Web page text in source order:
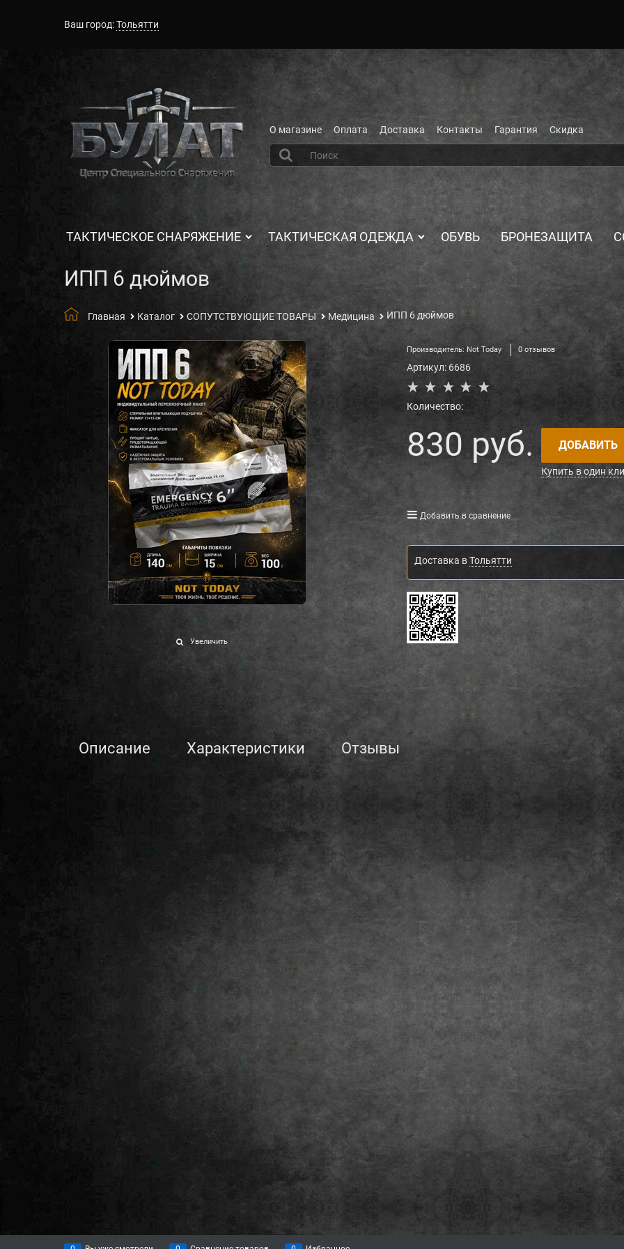
Ваш город:Тольятти
О магазине Оплата Доставка Контакты Гарантия Скидка
ТАКТИЧЕСКОЕ СНАРЯЖЕНИЕ ТАКТИЧЕСКАЯ ОДЕЖДА ОБУВЬ БРОНЕЗАЩИТА
ИПП 6 дюймов
Главная Каталог СОПУТСТВУЮЩИЕ ТОВАРЫ Медицина ИПП 6 дюймов
Увеличить
Производитель: Not Today 0 отзывов
Артикул: 6686
Количество:
830 руб. ДОБАВИТЬ
Купить в один
Добавить в сравнение
Доставка вТольятти
Описание Характеристики Отзывы